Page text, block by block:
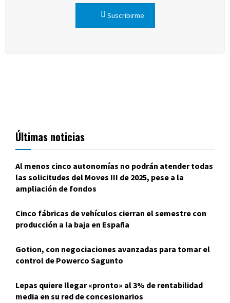
Suscribirme
Últimas noticias
Al menos cinco autonomías no podrán atender todas
las solicitudes del Moves III de 2025, pese a la
ampliación de fondos
Cinco fábricas de vehículos cierran el semestre con
producción a la baja en España
Gotion, con negociaciones avanzadas para tomar el
control de Powerco Sagunto
Lepas quiere llegar «pronto» al 3% de rentabilidad
media en su red de concesionarios